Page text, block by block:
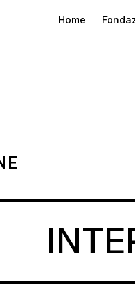
Home